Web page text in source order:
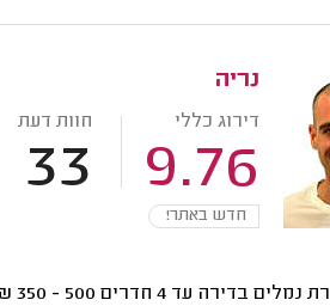
נריה
דירוג כללי
9.76
חוות דעת
33
חדש באתר!
נמלים בדירה עד 4 חדרים 500 - 350